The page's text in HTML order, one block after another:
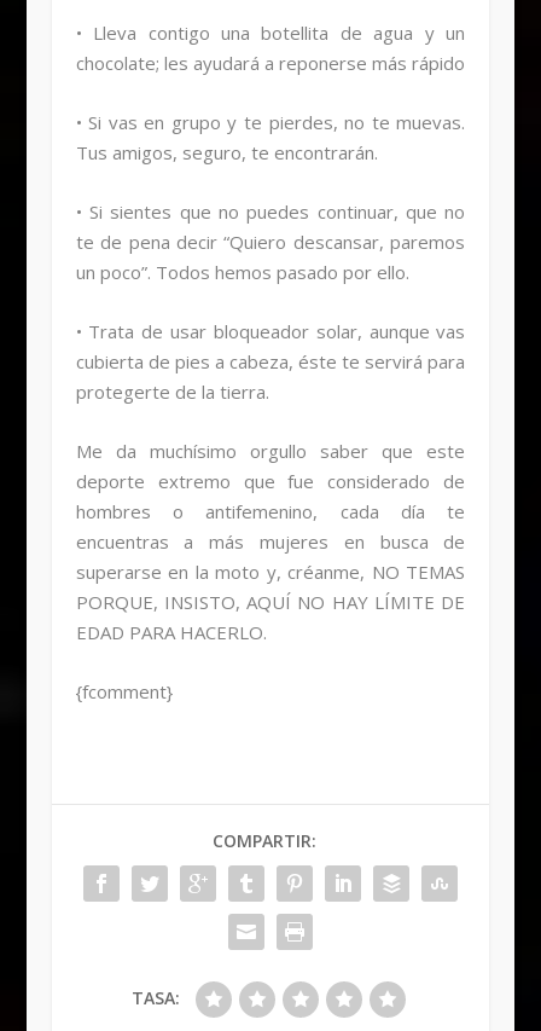
• Lleva contigo una botellita de agua y un
chocolate; les ayudará a reponerse más rápido
• Si vas en grupo y te pierdes, no te muevas.
Tus amigos, seguro, te encontrarán.
• Si sientes que no puedes continuar, que no
te de pena decir “Quiero descansar, paremos
un poco”. Todos hemos pasado por ello.
• Trata de usar bloqueador solar, aunque vas
cubierta de pies a cabeza, éste te servirá para
protegerte de la tierra.
Me da muchísimo orgullo saber que este
deporte extremo que fue considerado de
hombres o antifemenino, cada día te
encuentras a más mujeres en busca de
superarse en la moto y, créanme, NO TEMAS
PORQUE, INSISTO, AQUÍ NO HAY LÍMITE DE
EDAD PARA HACERLO.
{fcomment}
COMPARTIR:
TASA: